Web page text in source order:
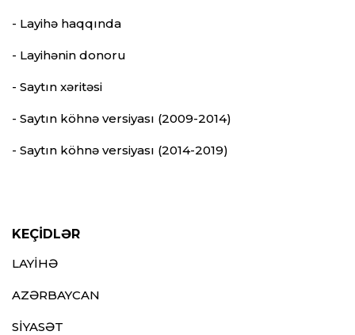
- Layihə haqqında
- Layihənin donoru
- Saytın xəritəsi
- Saytın köhnə versiyası (2009-2014)
- Saytın köhnə versiyası (2014-2019)
KEÇİDLƏR
LAYİHƏ
AZƏRBAYCAN
SİYASƏT